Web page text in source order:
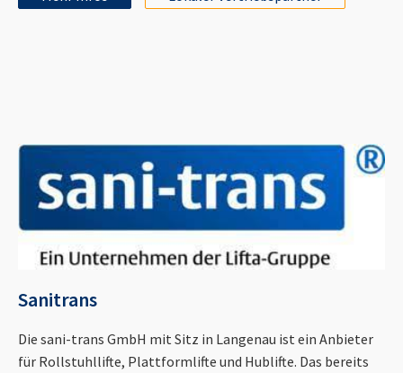
Sanitrans
Die sani-trans GmbH mit Sitz in Langenau ist ein Anbieter
für Rollstuhllifte, Plattformlifte und Hublifte. Das bereits